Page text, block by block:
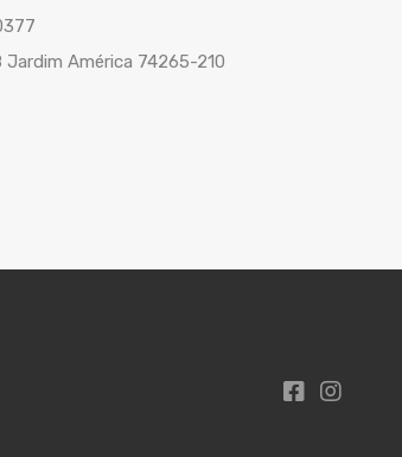
Jardim América 74265-210